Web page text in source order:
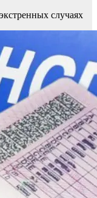
случаях